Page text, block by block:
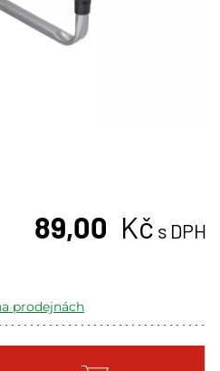
89,00 Kč s DPH
prodejnách